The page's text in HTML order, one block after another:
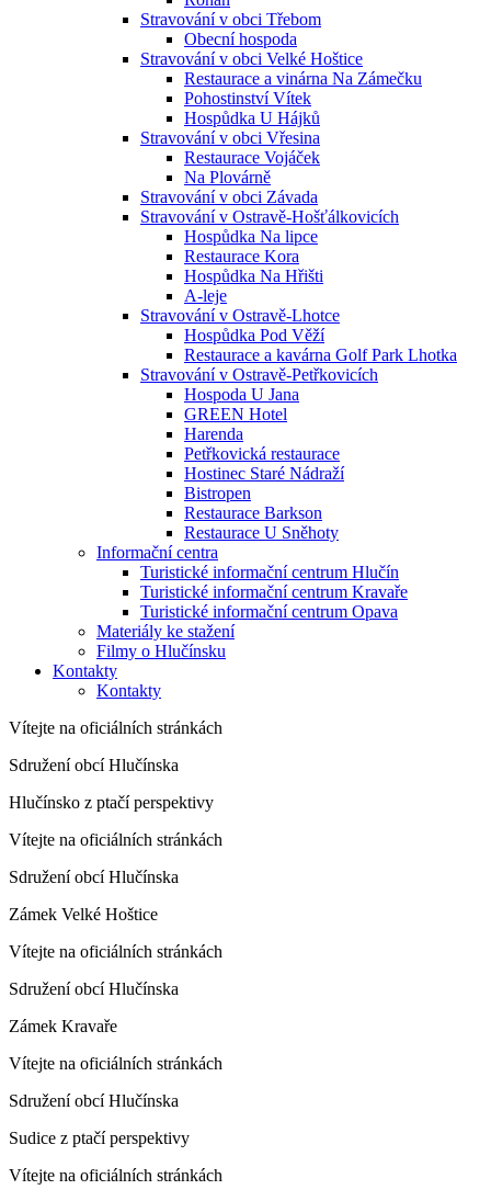
Stravování v obci Třebom
Obecní hospoda
Stravování v obci Velké Hoštice
Restaurace a vinárna Na Zámečku
Pohostinství Vítek
Hospůdka U Hájků
Stravování v obci Vřesina
Restaurace Vojáček
Na Plovárně
Stravování v obci Závada
Stravování v Ostravě-Hošťálkovicích
Hospůdka Na lipce
Restaurace Kora
Hospůdka Na Hřišti
A-leje
Stravování v Ostravě-Lhotce
Hospůdka Pod Věží
Restaurace a kavárna Golf Park Lhotka
Stravování v Ostravě-Petřkovicích
Hospoda U Jana
GREEN Hotel
Harenda
Petřkovická restaurace
Hostinec Staré Nádraží
Bistropen
Restaurace Barkson
Restaurace U Sněhoty
Informační centra
Turistické informační centrum Hlučín
Turistické informační centrum Kravaře
Turistické informační centrum Opava
Materiály ke stažení
Filmy o Hlučínsku
Kontakty
Kontakty
Vítejte na oficiálních stránkách
Sdružení obcí Hlučínska
Hlučínsko z ptačí perspektivy
Vítejte na oficiálních stránkách
Sdružení obcí Hlučínska
Zámek Velké Hoštice
Vítejte na oficiálních stránkách
Sdružení obcí Hlučínska
Zámek Kravaře
Vítejte na oficiálních stránkách
Sdružení obcí Hlučínska
Sudice z ptačí perspektivy
Vítejte na oficiálních stránkách